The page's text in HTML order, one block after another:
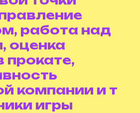
работа над
оценка
компании и т
игры